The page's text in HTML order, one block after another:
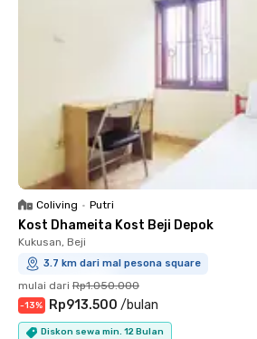
Coliving • Putri
Kost Dhameita Kost Beji Depok
Kukusan, Beji
3.7 km dari mal pesona square
mulai dari Rp1.050.000
-13% Rp913.500 /bulan
Diskon sewa min. 12 Bulan